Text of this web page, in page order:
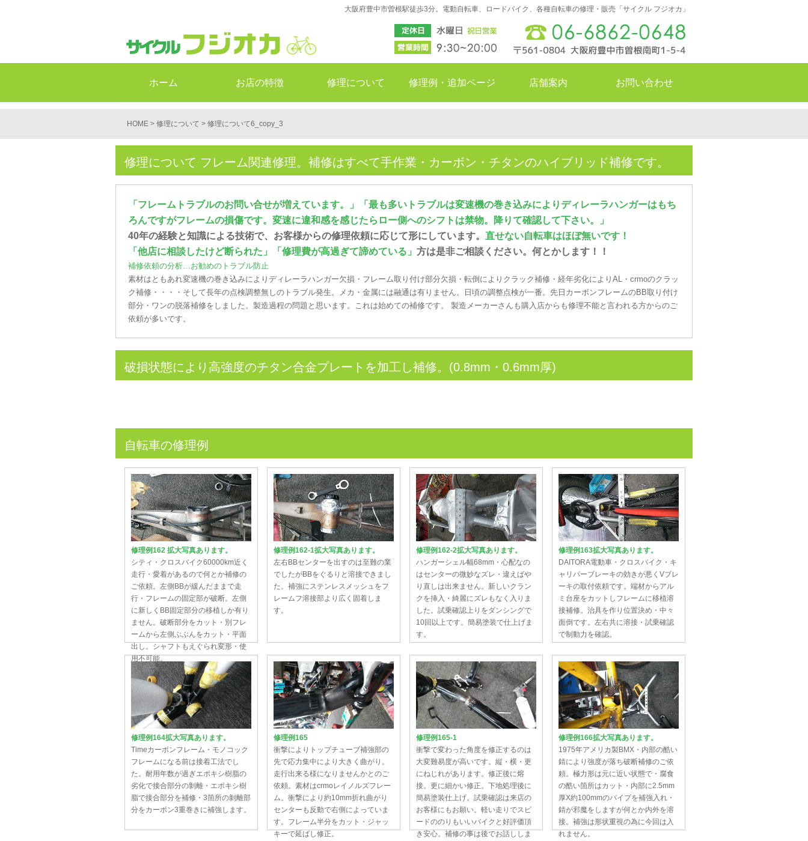
大阪府豊中市曽根駅徒歩3分。電動自転車、ロードバイク、各種自転車の修理・販売「サイクル フジオカ」
ホーム お店の特徴 修理について 修理例・追加ページ 店舗案内 お問い合わせ
HOME > 修理について > 修理について6_copy_3
修理について フレーム関連修理。補修はすべて手作業・カーボン・チタンのハイブリッド補修です。
「フレームトラブルのお問い合せが増えています。」「最も多いトラブルは変速機の巻き込みによりディレーラハンガーはもち
ろんですがフレームの損傷です。変速に違和感を感じたらロー側へのシフトは禁物。降りて確認して下さい。」
40年の経験と知識による技術で、お客様からの修理依頼に応じて形にしています。 直せない自転車はほぼ無いです！
「他店に相談したけど断られた」「修理費が高過ぎて諦めている」 方は是非ご相談ください。何とかします！！
補修依頼の分析…お勧めのトラブル防止
素材はともあれ変速機の巻き込みによりディレーラハンガー欠損・フレーム取り付け部分欠損・転倒によりクラック補修・経年劣化によりAL・crmoのクラッ
ク補修・・・・そして長年の点検調整無しのトラブル発生。メカ・金属には融通は有りません。日頃の調整点検が一番。先日カーボンフレームのBB取り付け
部分・ワンの脱落補修をしました。製造過程の問題と思います。これは始めての補修です。 製造メーカーさんも購入店からも修理不能と言われる方からのご
依頼が多いです。
破損状態により高強度のチタン合金プレートを加工し補修。(0.8mm・0.6mm厚)
自転車の修理例
修理例162 拡大写真あります。
シティ・クロスバイク60000km近く
走行・愛着があるので何とか補修の
ご依頼。左側BBが緩んだままで走
行・フレームの固定部が破断。左側
に新しくBB固定部分の移植しか有り
ません。破断部分をカット・別フレ
ームから左側ぶぶんをカット・平面
出し。シャフトもえぐられ変形・使
用不可能。
修理例162-1拡大写真あります。
左右BBセンターを出すのは至難の業
でしたがBBをぐるりと溶接できまし
た。補強にステンレスメッシュをフ
レームフ溶接部より広く固着しま
す。
修理例162-2拡大写真あります。
ハンガーシェル幅68mm・心配なの
はセンターの微妙なズレ・違えばや
り直しは出来ません。新しいクラン
クを挿入・綺麗にズレもなく入りま
した。試乗確認上りをダンシングで
10回以上です。簡易塗装で仕上げま
す。
修理例163拡大写真あります。
DAITORA電動車・クロスバイク・キ
ャリパーブレーキの効きが悪くVブレ
ーキの取付依頼です。端材からアル
ミ台座をカットしフレームに移植溶
接補修。治具を作り位置決め・中々
面倒です。左右共に溶接・試乗確認
で制動力を確認。
修理例164拡大写真あります。
Timeカーボンフレーム・モノコック
フレームになる前は接着工法でし
た。耐用年数が過ぎエポキシ樹脂の
劣化で接合部分の剝離・エポキシ樹
脂で接合部分を補修・3箇所の剝離部
分をカーボン3重巻きに補強します。
修理例165
衝撃によりトップチューブ補強部の
先で応力集中により大きく曲がり。
走行出来る様になりませんかとのご
依頼。素材はcrmoレイノルズフレー
ム。衝撃により約10mm折れ曲がり
センターも反動で右側によっていま
す。フレーム半分をカット・ジャッ
キーで延ばし修正。
修理例165-1
衝撃で変わった角度を修正するのは
大変難易度が高いです。縦・横・更
にねじれがあります。修正後に熔
接。更に細かい修正。下地処理後に
簡易塗装仕上げ。試乗確認は来店の
お客様にもお願い。軽い走りでスピ
ードののりもいいバイクと好評価頂
き安心。補修の事は後でお話ししま
修理例166拡大写真あります。
1975年アメリカ製BMX・内部の酷い
錆により強度が落ち破断補修のご依
頼。極力形は元に近い状態で・腐食
の酷い箇所はカット・内部に2.5mm
厚X約100mmのパイプを補強入れ・
錆が邪魔をしますが何とか内外を溶
接。補強は形状重視の為に今回は入
れません。